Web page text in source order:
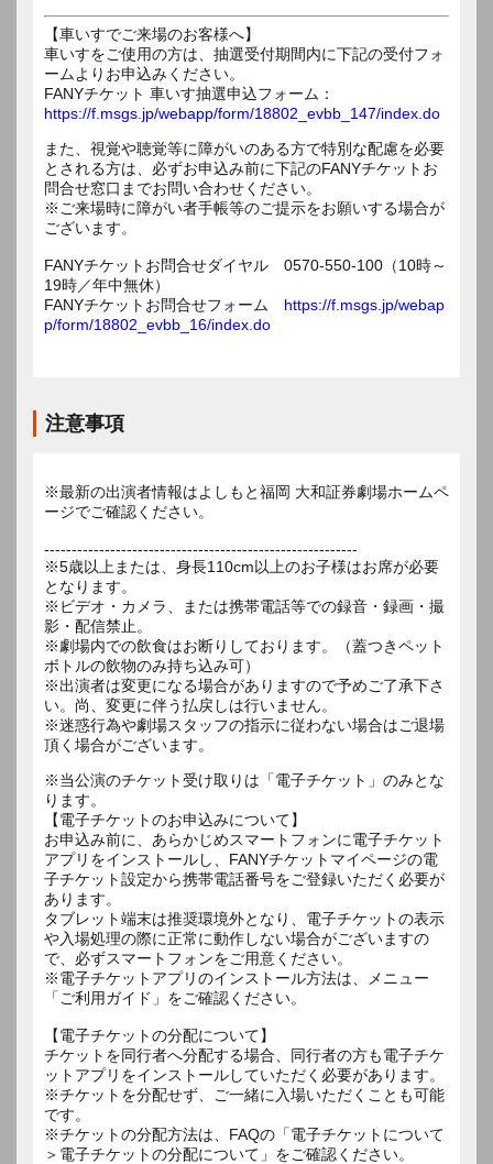
【車いすでご来場のお客様へ】
車いすをご使用の方は、抽選受付期間内に下記の受付フォ
ームよりお申込みください。
FANYチケット 車いす抽選申込フォーム：
https://f.msgs.jp/webapp/form/18802_evbb_147/index.do
また、視覚や聴覚等に障がいのある方で特別な配慮を必要
とされる方は、必ずお申込み前に下記のFANYチケットお
問合せ窓口までお問い合わせください。
※ご来場時に障がい者手帳等のご提示をお願いする場合が
ございます。
FANYチケットお問合せダイヤル 0570-550-100（10時～
19時／年中無休）
FANYチケットお問合せフォーム https://f.msgs.jp/webap
p/form/18802_evbb_16/index.do
注意事項
※最新の出演者情報はよしもと福岡 大和証券劇場ホームペ
ージでご確認ください。
---------------------------------------------------------
※5歳以上または、身長110cm以上のお子様はお席が必要
となります。
※ビデオ・カメラ、または携帯電話等での録音・録画・撮
影・配信禁止。
※劇場内での飲食はお断りしております。（蓋つきペット
ボトルの飲物のみ持ち込み可）
※出演者は変更になる場合がありますので予めご了承下さ
い。尚、変更に伴う払戻しは行いません。
※迷惑行為や劇場スタッフの指示に従わない場合はご退場
※当公演のチケット受け取りは「電子チケット」のみとな
ります。
【電子チケットのお申込みについて】
お申込み前に、あらかじめスマートフォンに電子チケット
アプリをインストールし、FANYチケットマイページの電
子チケット設定から携帯電話番号をご登録いただく必要が
あります。
タブレット端末は推奨環境外となり、電子チケットの表示
や入場処理の際に正常に動作しない場合がございますの
で、必ずスマートフォンをご用意ください。
※電子チケットアプリのインストール方法は、メニュー
「ご利用ガイド」をご確認ください。
【電子チケットの分配について】
チケットを同行者へ分配する場合、同行者の方も電子チケ
ットアプリをインストールしていただく必要があります。
※チケットを分配せず、ご一緒に入場いただくことも可能
です。
※チケットの分配方法は、FAQの「電子チケットについて
＞電子チケットの分配について」をご確認ください。